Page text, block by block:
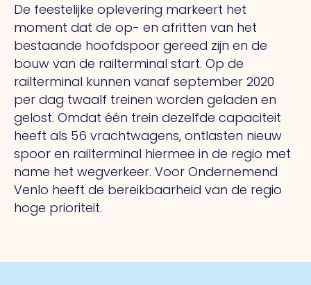
De feestelijke oplevering markeert het
moment dat de op- en afritten van het
bestaande hoofdspoor gereed zijn en de
bouw van de railterminal start. Op de
railterminal kunnen vanaf september 2020
per dag twaalf treinen worden geladen en
gelost. Omdat één trein dezelfde capaciteit
heeft als 56 vrachtwagens, ontlasten nieuw
spoor en railterminal hiermee in de regio met
name het wegverkeer. Voor Ondernemend
Venlo heeft de bereikbaarheid van de regio
hoge prioriteit.